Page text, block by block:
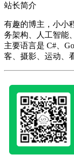
站长简介
有趣的博主，小小
务架构、人工智能
主要语言是 C#、
客、摄影、运动、